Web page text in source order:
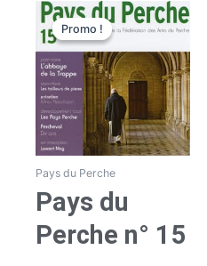
Promo !
Promo !
Pays du Perche
Pays du
Perche n° 15
Le
prix
initial
était :
7,50€.
Le
prix
actuel
est :
6,00€.